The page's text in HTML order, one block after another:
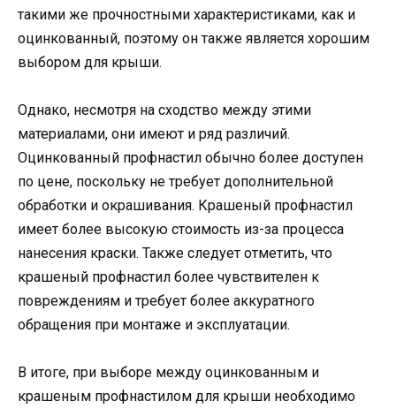
такими же прочностными характеристиками, как и
оцинкованный, поэтому он также является хорошим
выбором для крыши.
Однако, несмотря на сходство между этими
материалами, они имеют и ряд различий.
Оцинкованный профнастил обычно более доступен
по цене, поскольку не требует дополнительной
обработки и окрашивания. Крашеный профнастил
имеет более высокую стоимость из-за процесса
нанесения краски. Также следует отметить, что
крашеный профнастил более чувствителен к
повреждениям и требует более аккуратного
обращения при монтаже и эксплуатации.
В итоге, при выборе между оцинкованным и
крашеным профнастилом для крыши необходимо